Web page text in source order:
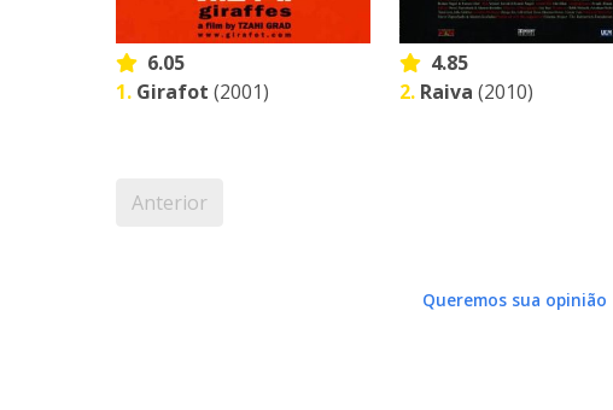
6.05
1. Girafot (2001)
4.85
2. Raiva (2010)
Anterior
Queremos sua opinião